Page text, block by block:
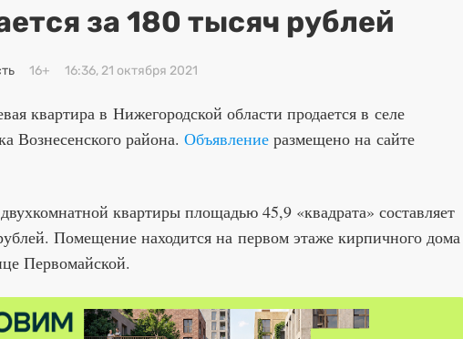
за 180 тысяч рублей
16+ 16:36, 21 октября 2021
квартира в Нижегородской области продается в селе
Вознесенского района. Объявление размещено на сайте
квартиры площадью 45,9 «квадрата» составляет
Помещение находится на первом этаже кирпичного дома
Первомайской.